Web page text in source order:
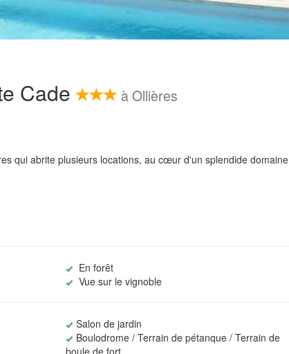
Cade à Ollières
qui abrite plusieurs locations, au cœur d'un splendide domaine
En forêt
Vue sur le vignoble
Salon de jardin
Boulodrome / Terrain de pétanque / Terrain de
boule de fort